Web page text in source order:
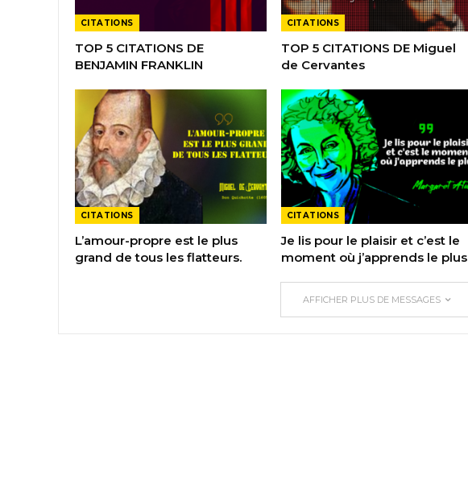
CITATIONS
TOP 5 CITATIONS DE
BENJAMIN FRANKLIN
CITATIONS
TOP 5 CITATIONS DE Miguel
de Cervantes
CITATIONS
L’amour-propre est le plus
grand de tous les flatteurs.
CITATIONS
Je lis pour le plaisir et c’est le
moment où j’apprends le plus
AFFICHER PLUS DE MESSAGES